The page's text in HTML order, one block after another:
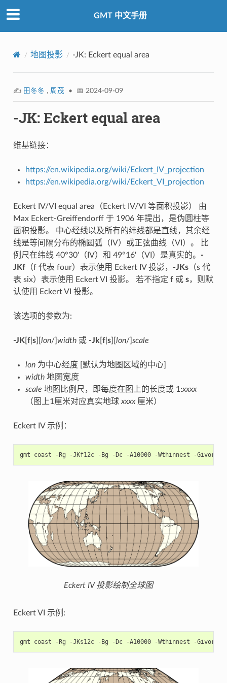
GMT 中文手册
地图投影 -JK: Eckert equal area
✍️ 田冬冬 , 周茂 • 📅 2024-09-09
-JK: Eckert equal area
维基链接：
https://en.wikipedia.org/wiki/Eckert_IV_projection
https://en.wikipedia.org/wiki/Eckert_VI_projection
Eckert IV/VI equal area（Eckert IV/VI 等面积投影） 由
Max Eckert-Greiffendorff 于 1906 年提出，是伪圆柱等
面积投影。 中心经线以及所有的纬线都是直线，其余经
线是等间隔分布的椭圆弧（IV）或正弦曲线（VI）。 比
例尺在纬线 40°30'（IV）和 49°16'（VI）是真实的。 -
JKf（f 代表 four）表示使用 Eckert IV 投影， -JKs（s 代
表 six）表示使用 Eckert VI 投影。 若不指定 f或 s，则默
认使用 Eckert VI 投影。
该选项的参数为:
-JK[ f| s][ lon/] width或 -Jk[ f| s][ lon/] scale
lon为中心经度 [默认为地图区域的中心]
width地图宽度
scale 地图比例尺，即每度在图上的长度或 1:xxxx
（图上1厘米对应真实地球xxxx厘米）
Eckert IV 示例：
gmt coast -Rg -JKf12c -Bg -Dc -A10000 -Wthinnest -Givory
Eckert IV 投影绘制全球图
Eckert VI 示例:
gmt coast -Rg -JKs12c -Bg -Dc -A10000 -Wthinnest -Givory